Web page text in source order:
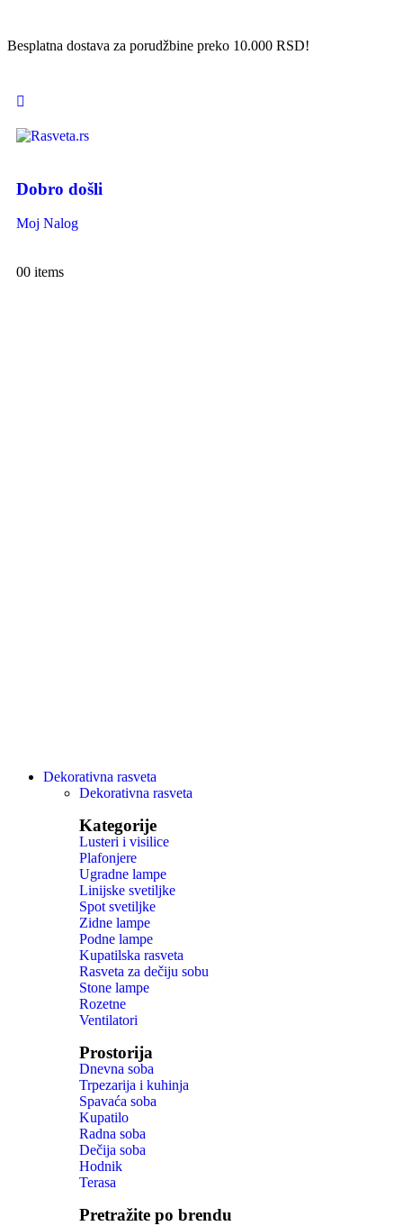
Besplatna dostava za porudžbine preko 10.000 RSD!
Dobro došli
Moj Nalog
00 items
Dekorativna rasveta
Dekorativna rasveta
Kategorije
Lusteri i visilice
Plafonjere
Ugradne lampe
Linijske svetiljke
Spot svetiljke
Zidne lampe
Podne lampe
Kupatilska rasveta
Rasveta za dečiju sobu
Stone lampe
Rozetne
Ventilatori
Prostorija
Dnevna soba
Trpezarija i kuhinja
Spavaća soba
Kupatilo
Radna soba
Dečija soba
Hodnik
Terasa
Pretražite po brendu